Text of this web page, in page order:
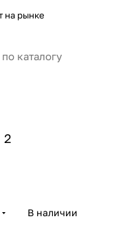
на рынке
2
В наличии